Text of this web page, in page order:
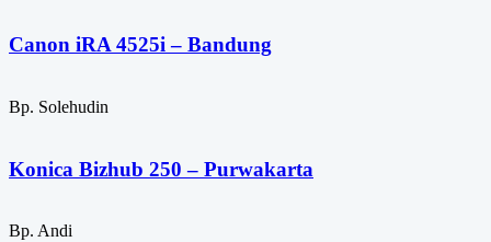
Canon iRA 4525i – Bandung
Bp. Solehudin
Konica Bizhub 250 – Purwakarta
Bp. Andi